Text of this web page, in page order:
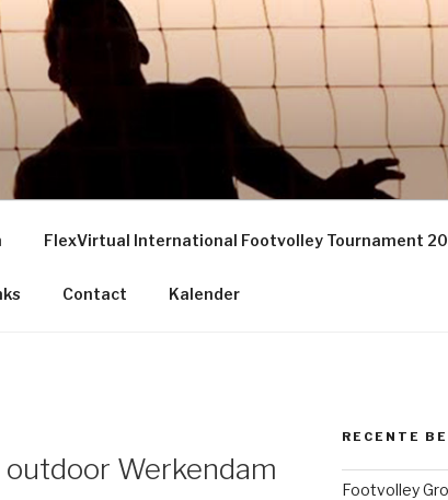
– THE
FlexVirtual International Footvolley Tournament
Contact Kalender
Werkendam
RECENTE
Footvolley